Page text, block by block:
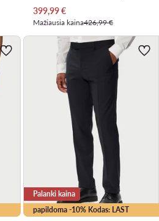
Dabartinė kaina
399,99€
Mažiausia kaina426,99 €
papildoma -10% Kodas: LAST
Palanki kaina